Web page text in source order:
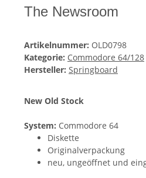
The Newsroom
Artikelnummer: OLD0798
Kategorie: Commodore 64/128
Hersteller: Springboard
New Old Stock
System: Commodore 64
Diskette
Originalverpackung
neu, ungeöffnet und